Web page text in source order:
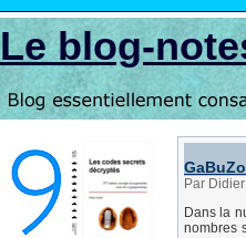
Le blog-
Par
Dans la
nombres